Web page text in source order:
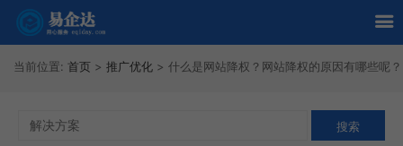
当前位置: 首页 > 推广优化 > 什么是网站降权？网站降权的原因有哪些呢？